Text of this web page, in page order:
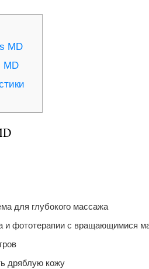
MD
MD
для глубокого массажа
и фототерапии с вращающимися
дряблую кожу